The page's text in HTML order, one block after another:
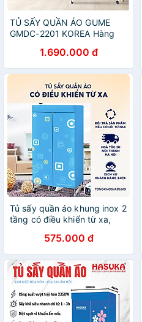
TỦ SẤY QUẦN ÁO GUME
GMDC-2201 KOREA Hàng
1.690.000 đ
Tủ sấy quần áo khung inox 2
tầng có điều khiển từ xa,
Bảo hành 12 tháng - Hàng
chính hãng
575.000 đ